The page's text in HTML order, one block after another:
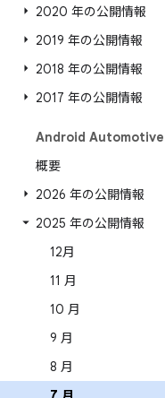
2020 年の公開情報
2019 年の公開情報
2018 年の公開情報
2017 年の公開情報
Android Automotive
概要
2026 年の公開情報
2025 年の公開情報
12月
11 月
10 月
9 月
8 月